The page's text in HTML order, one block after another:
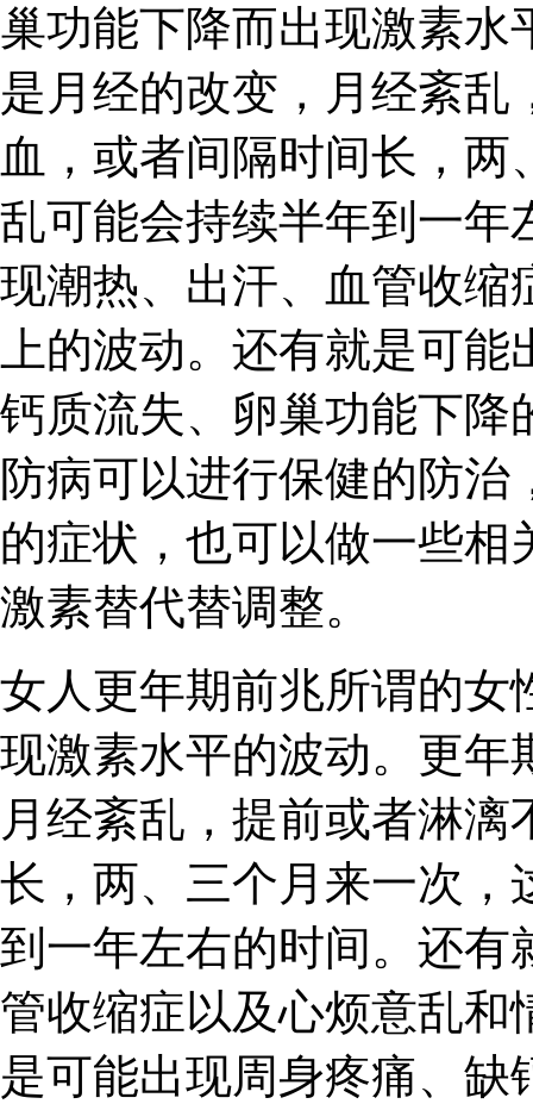
巢功能下降而出现激素水
是月经的改变，月经紊
血，或者间隔时间长，
乱可能会持续半年到一年
现潮热、出汗、血管收缩
上的波动。还有就是可
钙质流失、卵巢功能下降
防病可以进行保健的防
的症状，也可以做一些
激素替代替调整。
女人更年期前兆所谓的女
现激素水平的波动。更年
月经紊乱，提前或者淋
长，两、三个月来一次，
到一年左右的时间。还有
管收缩症以及心烦意乱和
是可能出现周身疼痛、